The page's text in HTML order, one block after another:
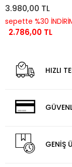
3.980,00 TL
sepette %30
2.786,00 TL
HIZLI
GENİŞ